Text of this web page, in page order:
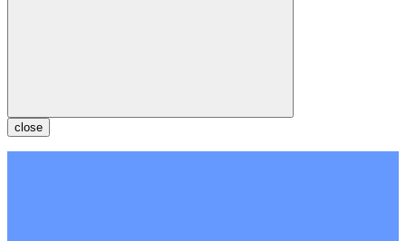
close